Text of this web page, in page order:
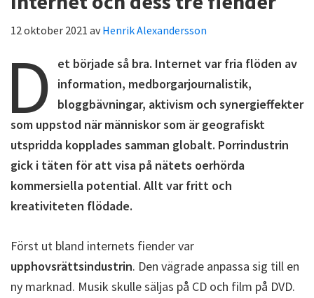
12 oktober 2021 avHenrik Alexandersson
D
et började så bra. Internet var fria flöden av
information, medborgarjournalistik,
bloggbävningar, aktivism och synergieffekter
som uppstod när människor som är geografiskt
utspridda kopplades samman globalt. Porrindustrin
gick i täten för att visa på nätets oerhörda
kommersiella potential. Allt var fritt och
kreativiteten flödade.
Först ut bland internets fiender var
upphovsrättsindustrin. Den vägrade anpassa sig till en
ny marknad. Musik skulle säljas på CD och film på DVD.